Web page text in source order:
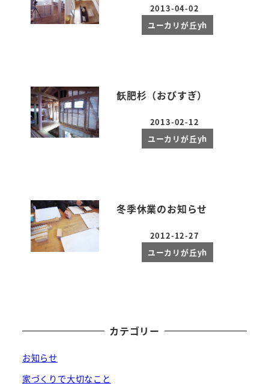
投稿日
2013-04-02
ユーカリが丘yh
飫肥杉（おびすぎ）
投稿日
2013-02-12
ユーカリが丘yh
冬季休業のお知らせ
投稿日
2012-12-27
ユーカリが丘yh
カテゴリー
お知らせ
家づくりで大切なこと